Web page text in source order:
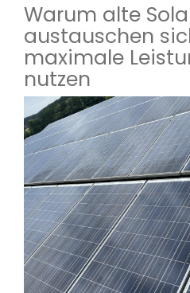
Warum alte
austauschen
maximale
nutzen